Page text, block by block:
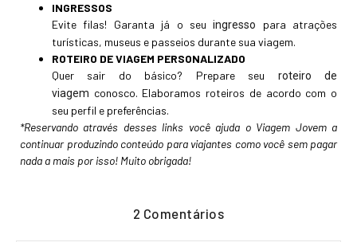
INGRESSOS
Evite filas! Garanta já o seuingresso para atrações
turísticas, museus e passeios durante sua viagem.
ROTEIRO DE VIAGEM PERSONALIZADO
Quer sair do básico? Prepare seu roteiro de
viagem conosco. Elaboramos roteiros de acordo com o
seu perfil e preferências.
*Reservando através desses links você ajuda o Viagem Jovem a
continuar produzindo conteúdo para viajantes como você sem pagar
nada a mais por isso! Muito obrigada!
2 Comentários